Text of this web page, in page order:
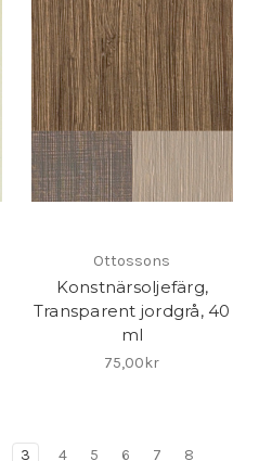
Ottossons
Konstnärsoljefärg,
Transparent jordgrå, 40
ml
75,00kr
3 4 5 6 7
8